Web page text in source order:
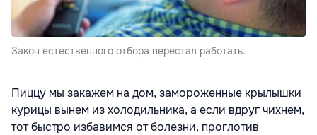
Закон естественного отбора перестал работать.
Пиццу мы закажем на дом, замороженные крылышки
курицы вынем из холодильника, а если вдруг чихнем,
тот быстро избавимся от болезни, проглотив